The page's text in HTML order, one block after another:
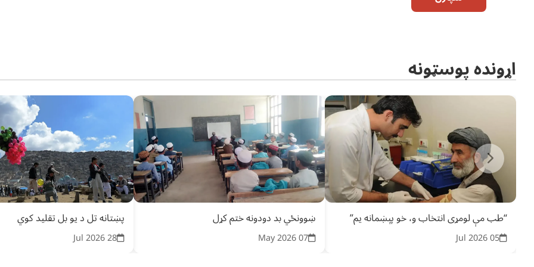
اړونده پوسټونه
“طب مې لومړی انتخاب و، خو پېښمانه یم”
05 Jul 2026
ښوونځي بد دودونه ختم کړل
07 May 2026
پښتانه تل د یو بل تقلید کوي
28 Jul 2026